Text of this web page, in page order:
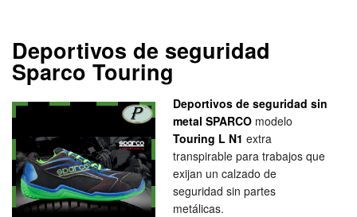
Deportivos de seguridad
Sparco Touring
Deportivos de seguridad sin
metal SPARCO modelo
Touring L N1 extra
transpirable para trabajos que
exijan un calzado de
seguridad sin partes
metálicas.